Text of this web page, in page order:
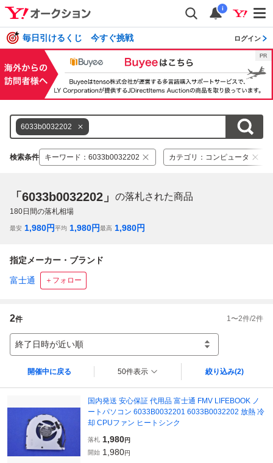
i
毎日引けるくじ 今すぐ挑戦 ログイン
6033b0032202
検索条件 キーワード ： 6033b0032202 カテゴリ ： コンピュータ
「6033b0032202」 の落札された商品
180日間の落札相場
最安 1,980円平均 1,980円最高 1,980円
指定メーカー・ブランド
富士通 ＋フォロー
2件 1 〜2件/2件
終了日時が近い順
開催中に戻る 50件表示 絞り込み(2)
国内発送 安心保証 代用品 富士通 FMV LIFEBOOK ノ
ートパソコン 6033B0032201 6033B0032202 放熱 冷
却 CPUファン ヒートシンク
落札 1,980円
開始 1,980円